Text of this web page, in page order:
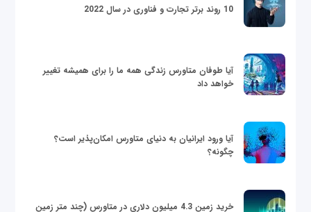
10 روند برتر تجارت و فناوری در سال 2022
آیا طوفان متاورس زندگی همه ما را برای همیشه تغییر
خواهد داد
آیا ورود ایرانیان به دنیای متاورس امکان‌پذیر است؟
چگونه؟
خرید زمین 4.3 میلیون دلاری در متاورس (چند متر زمین